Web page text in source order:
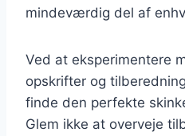
mindeværdig del af
Ved at eksperimentere
opskrifter og
finde den perfekte
Glem ikke at overveje